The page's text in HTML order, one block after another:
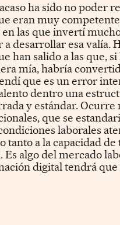
ha sido no poder
eran muy
en las que invertí
a desarrollar esa valía.
han salido a las que, si
mía, habría
que es un error
dentro una
y estándar. Ocurre
que se
laborales
tanto a la capacidad de
Es algo del mercado
digital tendrá